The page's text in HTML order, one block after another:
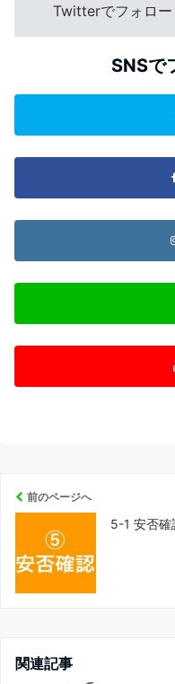
Twitterでフォロー
SNSで
前のページへ
5-1 安否確
関連記事